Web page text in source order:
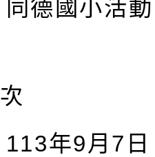
同德國小活
113年9月 7